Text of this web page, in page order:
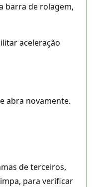
barra de rolagem,
aceleração
abra novamente.
de terceiros,
para verificar